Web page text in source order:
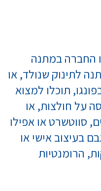
החברה במתנה
לתינוק שנולד, או
תוכלו למצוא
על חולצות, או
סווטשרט או אפילו
בעיצוב אישי או
הרומנטיות